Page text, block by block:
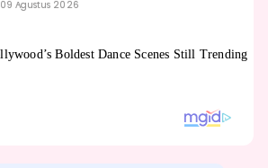
09 Agustus 2026